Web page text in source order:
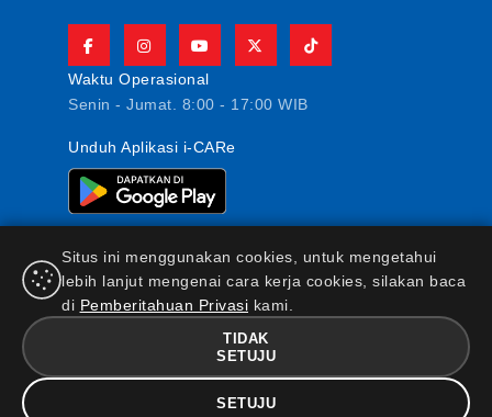
Waktu Operasional
Senin - Jumat. 8:00 - 17:00 WIB
Unduh Aplikasi i-CARe
PT AJ Central Asia Raya berizin dan diawasi oleh
Otoritas Jasa Keuangan
Maklumat & Pernyataan
Kebijakan Keamanan
Informasi|Standar Pelayanan Nasabah|Kebijakan
Situs ini menggunakan cookies, untuk mengetahui
lebih lanjut mengenai cara kerja cookies, silakan baca
di Pemberitahuan Privasi kami.
TIDAK
SETUJU
SETUJU